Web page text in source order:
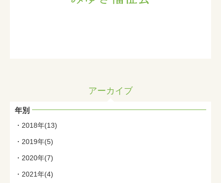
アーカイブ
年別
2018年(13)
2019年(5)
2020年(7)
2021年(4)